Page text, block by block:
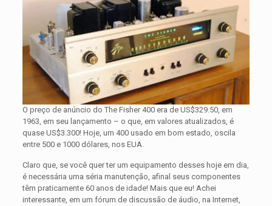
O preço de anúncio do The Fisher 400 era de US$329.50, em
1963, em seu lançamento – o que, em valores atualizados, é
quase US$3.300! Hoje, um 400 usado em bom estado, oscila
entre 500 e 1000 dólares, nos EUA.
Claro que, se você quer ter um equipamento desses hoje em dia,
é necessária uma séria manutenção, afinal seus componentes
têm praticamente 60 anos de idade! Mais que eu! Achei
interessante, em um fórum de discussão de áudio, na Internet,